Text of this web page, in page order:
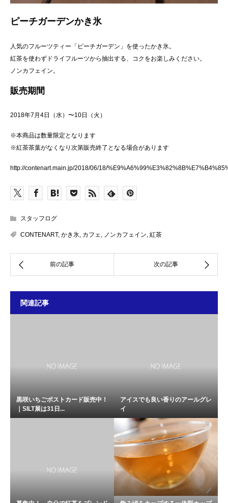
ピーチガーデンかき氷
人気のフルーツティー「ピーチガーデン」を使ったかき氷。
紅茶を使わずドライフルーツから抽出する、コクをお楽しみください。
ノンカフェイン。
販売期間
2018年7月4日（水）〜10日（火）
※本商品は数量限定となります
※紅茶茶葉がなくなり次第販売終了となる場合があります
http://contenart.main.jp/2018/06/18/
スタッフログ
CONTENART, かき氷, カフェ, ノンカフェイン, 紅茶
関連記事
黒咲いちごポストカード販売中！
｜SILT展は31日...
アイスでも良い香りのアールグレ
イ